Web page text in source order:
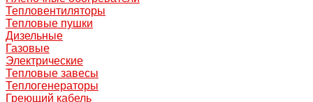
Тепловентиляторы
Тепловые пушки
Дизельные
Газовые
Электрические
Тепловые завесы
Теплогенераторы
Греющий кабель